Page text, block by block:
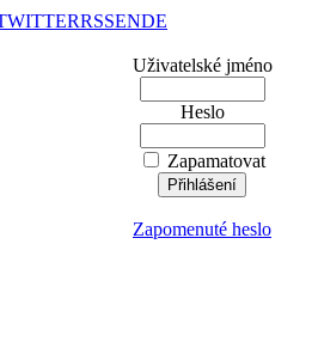
RSSENDE
Uživatelské jméno
Heslo
Zapamatovat
Zapomenuté heslo